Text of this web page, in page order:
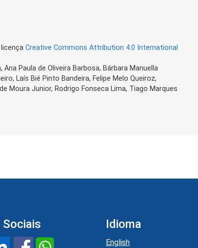
Creative Commons Attribution 4.0 International
Paula de Oliveira Barbosa, Bárbara Manuella
Laís Bié Pinto Bandeira, Felipe Melo Queiroz,
Moura Junior, Rodrigo Fonseca Lima, Tiago Marques
Sociais Idioma
English